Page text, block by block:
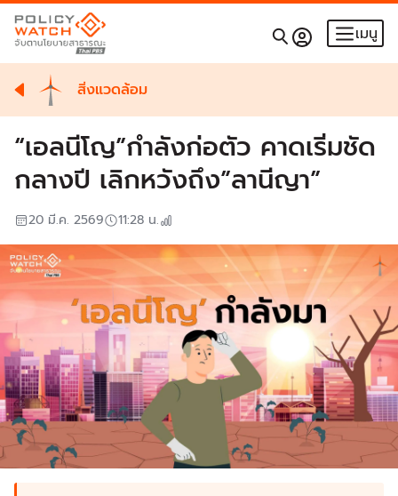
เมนู
สิ่งแวดล้อม
“เอลนีโญ”กำลังก่อตัว คาดเริ่มชัด
กลางปี เลิกหวังถึง”ลานีญา”
20 มี.ค. 2569 11:28 น.